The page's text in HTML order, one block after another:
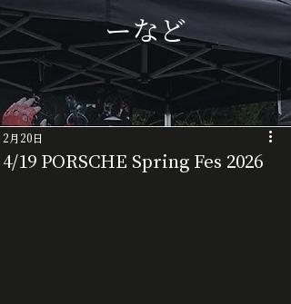
ーなど
4/19 PORSCHE Spring Fes 2026
2月20日